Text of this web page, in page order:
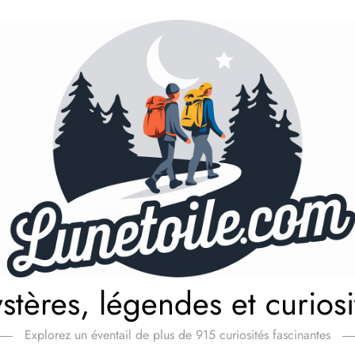
légendes et
Explorez un éventail de plus de 915 curiosités fascinantes